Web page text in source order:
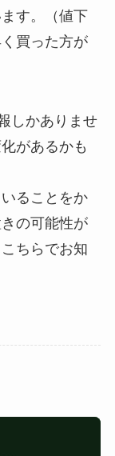
す。（値下
買った方が
しかありませ
があるかも
ることをか
の可能性が
ちらでお知